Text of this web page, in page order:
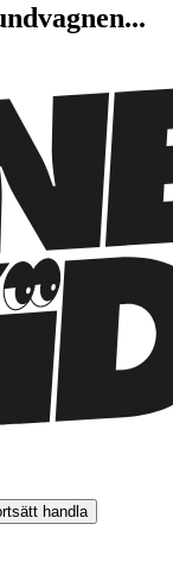
handla